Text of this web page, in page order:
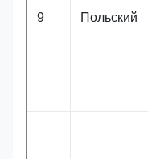
9 Польский